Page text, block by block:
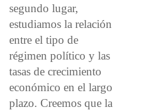
segundo lugar,
estudiamos la relación
entre el tipo de
régimen político y las
tasas de crecimiento
económico en el largo
plazo. Creemos que la